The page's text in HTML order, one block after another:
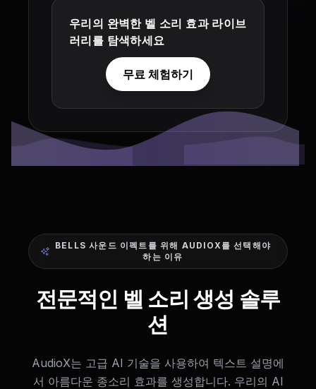
우리의 완벽한 벨 소리 효과 라이브
러리를 탐색하세요
무료 체험하기
BELLS 사운드 이펙트를 위해 AUDIOX를 선택해야
하는 이유
전문적인 벨 소리 생성 솔루
션
AudioX는 고급 AI 기술을 사용하여 텍스트 설명에
서 아름다운 종소리 효과를 생성합니다. 우리의 AI